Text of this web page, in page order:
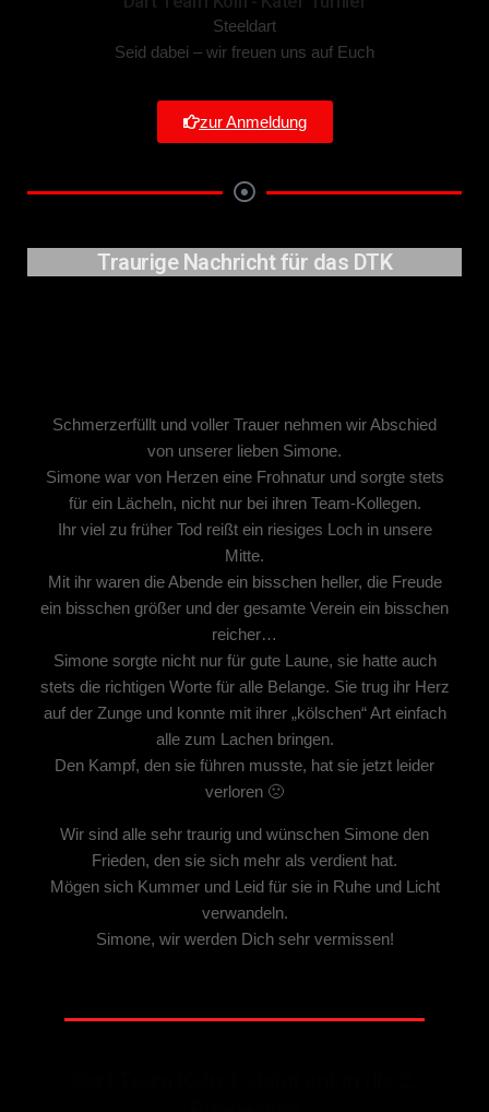
Steeldart
Seid dabei – wir freuen uns auf Euch
zur Anmeldung
Traurige Nachricht für das DTK
Schmerzerfüllt und voller Trauer nehmen wir Abschied
von unserer lieben Simone.
Simone war von Herzen eine Frohnatur und sorgte stets
für ein Lächeln, nicht nur bei ihren Team-Kollegen.
Ihr viel zu früher Tod reißt ein riesiges Loch in unsere
Mitte.
Mit ihr waren die Abende ein bisschen heller, die Freude
ein bisschen größer und der gesamte Verein ein bisschen
reicher…
Simone sorgte nicht nur für gute Laune, sie hatte auch
stets die richtigen Worte für alle Belange. Sie trug ihr Herz
auf der Zunge und konnte mit ihrer „kölschen“ Art einfach
alle zum Lachen bringen.
Den Kampf, den sie führen musste, hat sie jetzt leider
verloren 🙁
Wir sind alle sehr traurig und wünschen Simone den
Frieden, den sie sich mehr als verdient hat.
Mögen sich Kummer und Leid für sie in Ruhe und Licht
verwandeln.
Simone, wir werden Dich sehr vermissen!